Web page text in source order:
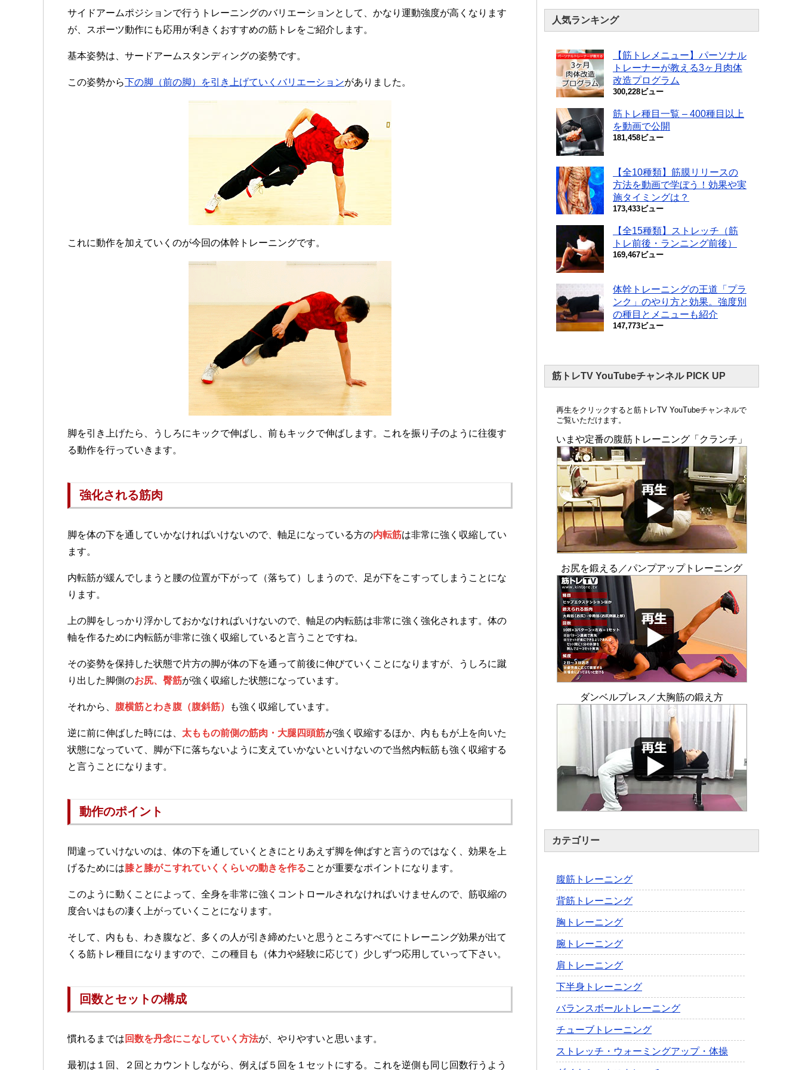
サイドアームポジションで行うトレーニングのバリエーションとして、かなり運動強度が高くなります
が、スポーツ動作にも応用が利きくおすすめの筋トレをご紹介します。
基本姿勢は、サードアームスタンディングの姿勢です。
この姿勢から下の脚（前の脚）を引き上げていくバリエーションがありました。
これに動作を加えていくのが今回の体幹トレーニングです。
脚を引き上げたら、うしろにキックで伸ばし、前もキックで伸ばします。これを振り子のように往復す
る動作を行っていきます。
強化される筋肉
脚を体の下を通していかなければいけないので、軸足になっている方の内転筋は非常に強く収縮してい
ます。
内転筋が緩んでしまうと腰の位置が下がって（落ちて）しまうので、足が下をこすってしまうことにな
ります。
上の脚をしっかり浮かしておかなければいけないので、軸足の内転筋は非常に強く強化されます。体の
軸を作るために内転筋が非常に強く収縮していると言うことですね。
その姿勢を保持した状態で片方の脚が体の下を通って前後に伸びていくことになりますが、うしろに蹴
り出した脚側のお尻、臀筋が強く収縮した状態になっています。
それから、 腹横筋とわき腹（腹斜筋） も強く収縮しています。
逆に前に伸ばした時には、 太ももの前側の筋肉・大腿四頭筋が強く収縮するほか、内ももが上を向いた
状態になっていて、脚が下に落ちないように支えていかないといけないので当然内転筋も強く収縮する
と言うことになります。
動作のポイント
間違っていけないのは、体の下を通していくときにとりあえず脚を伸ばすと言うのではなく、効果を上
げるためには膝と膝がこすれていくくらいの動きを作ることが重要なポイントになります。
このように動くことによって、全身を非常に強くコントロールされなければいけませんので、筋収縮の
度合いはもの凄く上がっていくことになります。
そして、内もも、わき腹など、多くの人が引き締めたいと思うところすべてにトレーニング効果が出て
くる筋トレ種目になりますので、この種目も（体力や経験に応じて）少しずつ応用していって下さい。
回数とセットの構成
慣れるまでは 回数を丹念にこなしていく方法が、やりやすいと思います。
最初は１回、２回とカウントしながら、例えば５回を１セットにする。これを逆側も同じ回数行うよう
人気ランキング
【筋トレメニュー】パーソナル
トレーナーが教える3ヶ月肉体
改造プログラム
300,228ビュー
筋トレ種目一覧 – 400種目以上
を動画で公開
181,458ビュー
【全10種類】筋膜リリースの
方法を動画で学ぼう！効果や実
施タイミングは？
173,433ビュー
【全15種類】ストレッチ（筋
トレ前後・ランニング前後）
169,467ビュー
体幹トレーニングの王道「プラ
ンク」のやり方と効果。強度別
の種目とメニューも紹介
147,773ビュー
筋トレTV YouTubeチャンネル PICK UP
再生をクリックすると筋トレTV YouTubeチャンネルで
ご覧いただけます。
いまや定番の腹筋トレーニング「クランチ」
お尻を鍛える／パンプアップトレーニング
ダンベルプレス／大胸筋の鍛え方
カテゴリー
腹筋トレーニング
背筋トレーニング
胸トレーニング
腕トレーニング
肩トレーニング
下半身トレーニング
バランスボールトレーニング
チューブトレーニング
ストレッチ・ウォーミングアップ・体操